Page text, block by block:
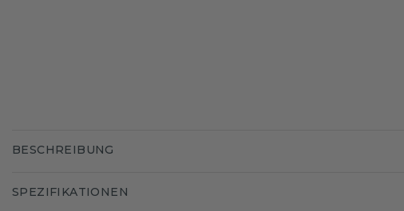
BESCHREIBUNG
SPEZIFIKATIONEN